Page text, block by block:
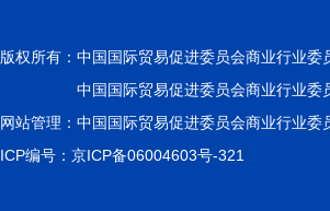
版权所有： 中国国际贸易促进委员会商业行业委
中国国际贸易促进委员会商业行业委
网站管理：中国国际贸易促进委员会商业行业
ICP编号：京ICP备06004603号-321